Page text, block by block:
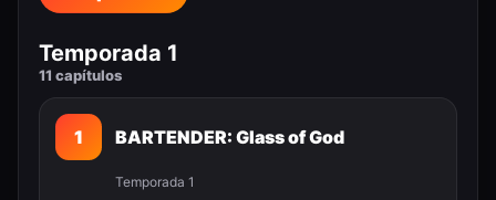
Temporada 1
11 capítulos
1 BARTENDER: Glass of God
Temporada 1